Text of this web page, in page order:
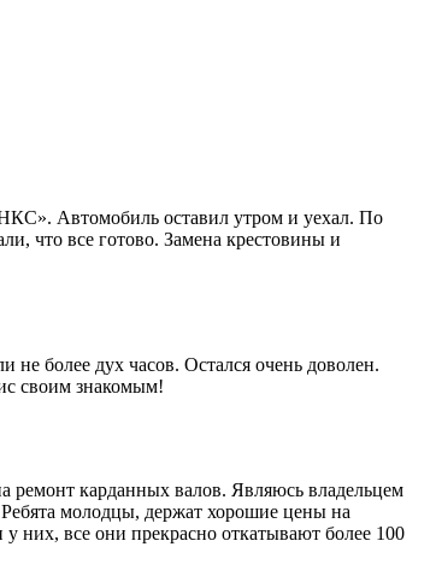
Автомобиль оставил утром и уехал. По
что все готово. Замена крестовины и
не более дух часов. Остался очень доволен.
своим знакомым!
ремонт карданных валов. Являюсь владельцем
молодцы, держат хорошие цены на
них, все они прекрасно откатывают более 100